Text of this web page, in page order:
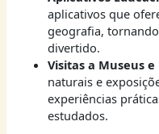
aplicativos que
geografia,
divertido.
Visitas a Museus e
naturais e
experiências
estudados.